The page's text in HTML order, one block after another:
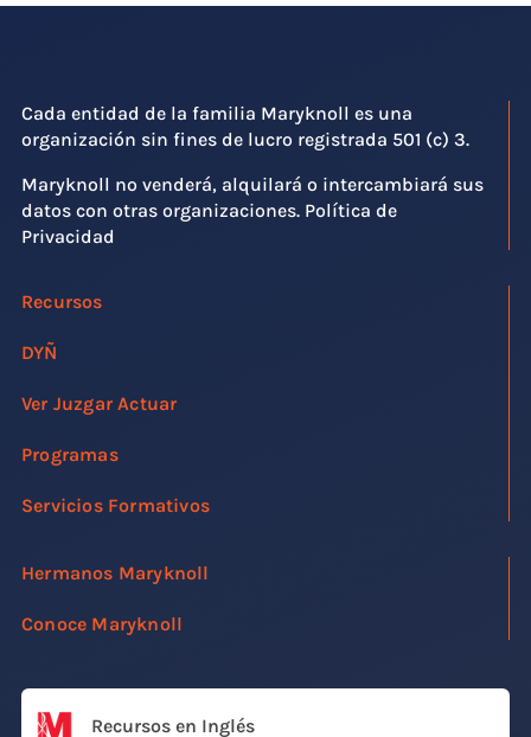
Cada entidad de la familia Maryknoll es una
organización sin fines de lucro registrada 501 (c) 3.
Maryknoll no venderá, alquilará o intercambiará sus
datos con otras organizaciones. Política de
Privacidad
Recursos
DYÑ
Ver Juzgar Actuar
Programas
Servicios Formativos
Hermanos Maryknoll
Conoce Maryknoll
Recursos en Inglés